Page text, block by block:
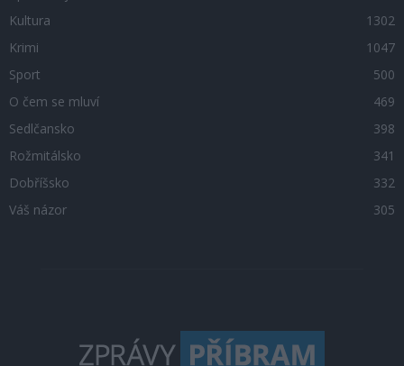
Kultura
1302
Krimi
1047
Sport
500
O čem se mluví
469
Sedlčansko
398
Rožmitálsko
341
Dobříšsko
332
Váš názor
305